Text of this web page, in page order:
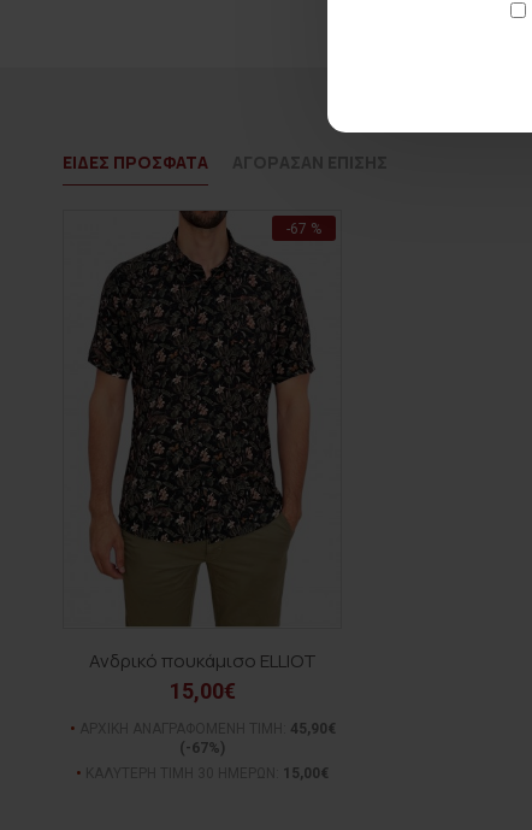
ΕΙΔΕΣ ΠΡΟΣΦΑΤΑ
-67 %
Ανδρικό πουκάμισο ELLIOT
15,00€
45,90€
(-67%)
15,00€